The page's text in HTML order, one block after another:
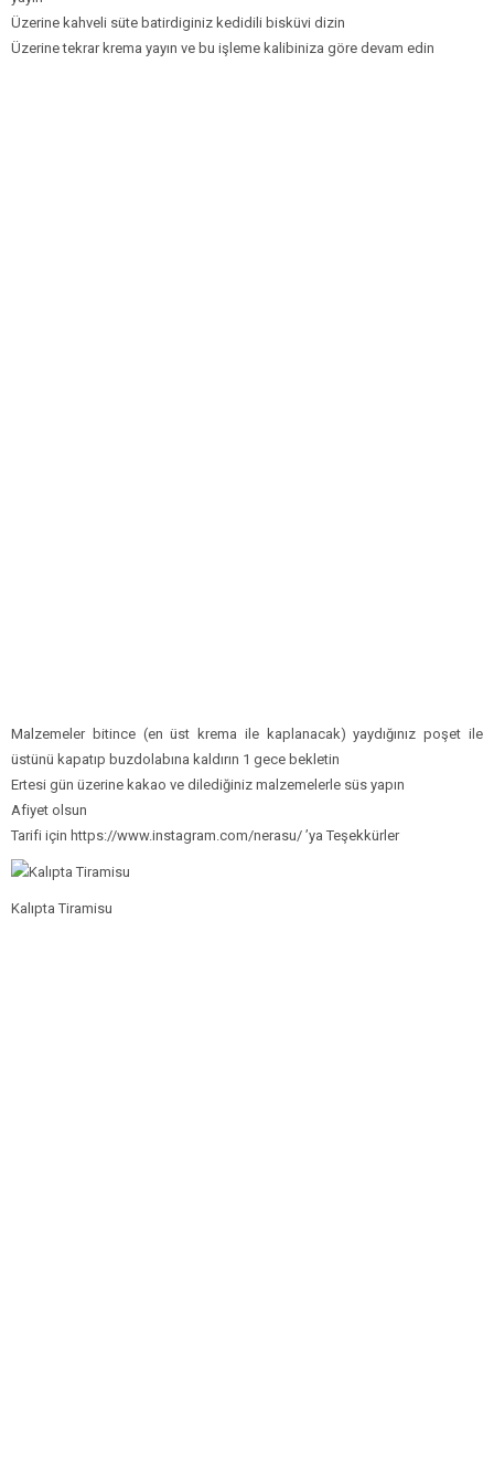
Üzerine kahveli süte batirdiginiz kedidili bisküvi dizin
Üzerine tekrar krema yayın ve bu işleme kalibiniza göre devam edin
Malzemeler bitince (en üst krema ile kaplanacak) yaydığınız poşet ile
üstünü kapatıp buzdolabına kaldırın 1 gece bekletin
Ertesi gün üzerine kakao ve dilediğiniz malzemelerle süs yapın
Afiyet olsun
Tarifi için https://www.instagram.com/nerasu/ ’ya Teşekkürler
Kalıpta Tiramisu